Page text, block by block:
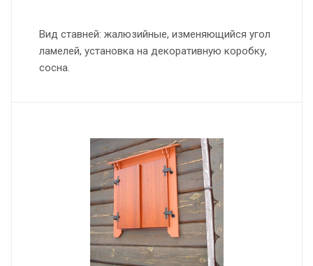
Вид ставней: жалюзийные, изменяющийся угол
ламелей, установка на декоративную коробку,
сосна.